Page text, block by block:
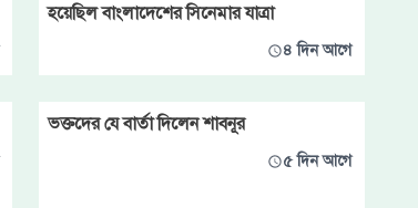
হয়েছিল বাংলাদেশের সিনেমার যাত্রা
৪ দিন আগে
ভক্তদের যে বার্তা দিলেন শাবনূর
৫ দিন আগে